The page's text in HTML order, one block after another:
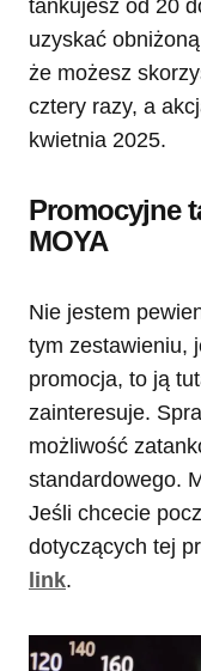
tankujesz od 20
uzyskać
że możesz
cztery razy, a
kwietnia 2025.
Promocyjne
MOYA
Nie jestem
tym zestawieniu,
promocja, to ją
zainteresuje.
możliwość
standardowego.
Jeśli chcecie
dotyczących tej
link.